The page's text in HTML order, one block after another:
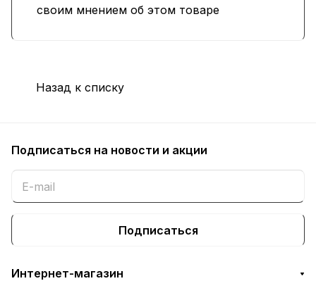
своим мнением об этом товаре
Назад к списку
Подписаться на новости и акции
Подписаться
Интернет-магазин